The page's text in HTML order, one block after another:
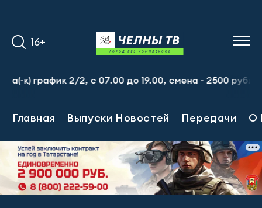
16+
график 2/2, с 07.00 до 19.00, смена - 2500 рублей.
Главная Выпуски Новостей Передачи О